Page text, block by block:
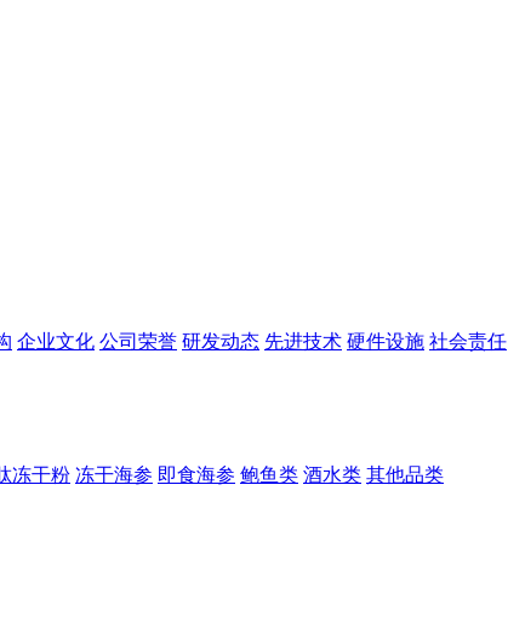
企业文化 公司荣誉 研发动态 先进技术 硬件设施 社会责任
冻干粉 冻干海参 即食海参 鲍鱼类 酒水类 其他品类